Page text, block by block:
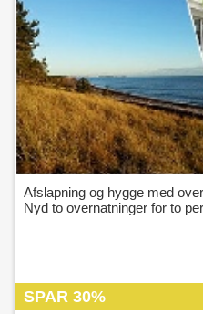
Afslapning og hygge med
Nyd to overnatninger for to
SPAR 30%